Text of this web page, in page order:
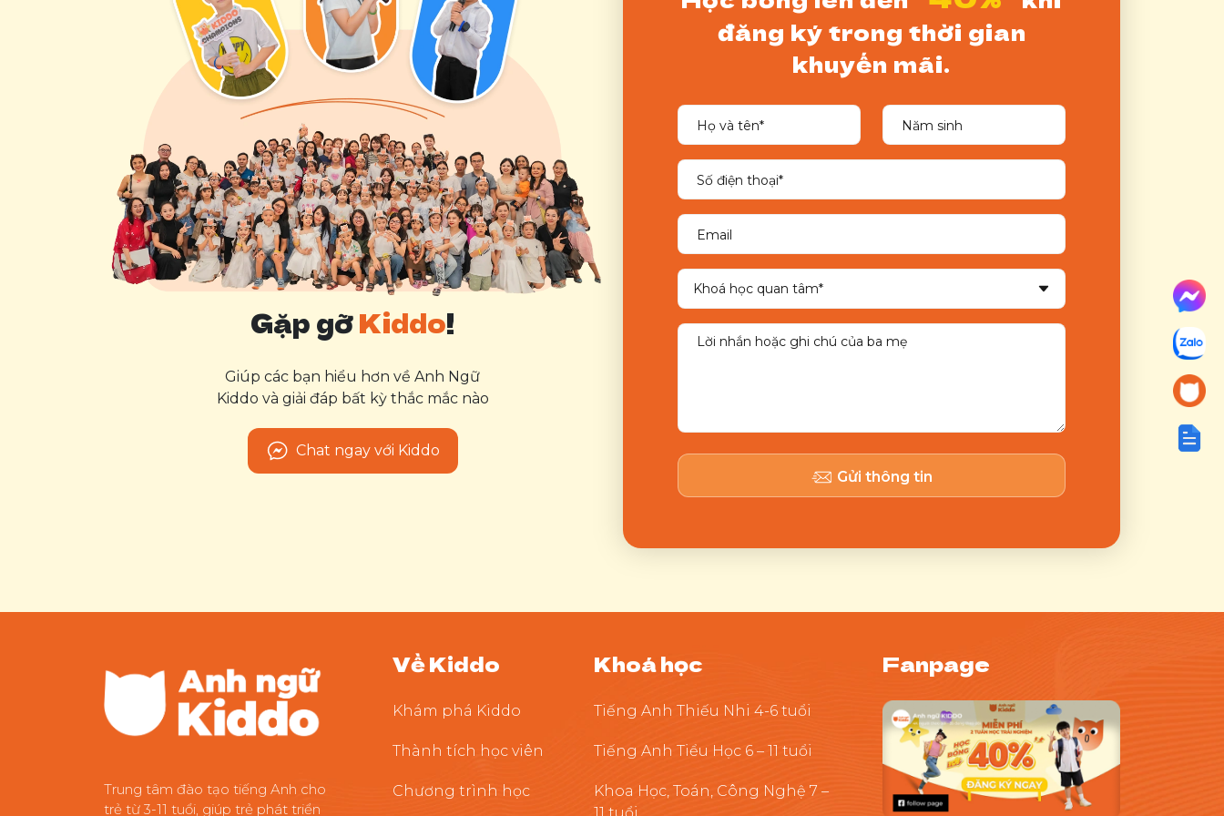
Gặp gỡKiddo!
Giúp các bạn hiểu hơn về Anh Ngữ
Kiddo và giải đáp bất kỳ thắc mắc nào
Chat ngay với Kiddo
đăng ký trong thời gian
khuyến mãi.
Gửi thông tin
Trung tâm đào tạo tiếng Anh cho
trẻ từ 3-11 tuổi, giúp trẻ phát triển
Về Kiddo
Khám phá Kiddo
Thành tích học viên
Chương trình học
Khoá học
Tiếng Anh Thiếu Nhi 4-6 tuổi
Tiếng Anh Tiểu Học 6 – 11 tuổi
Khoa Học, Toán, Công Nghệ 7 –
Fanpage